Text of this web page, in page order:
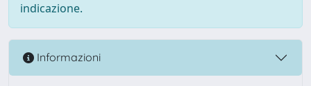
indicazione.
Informazioni